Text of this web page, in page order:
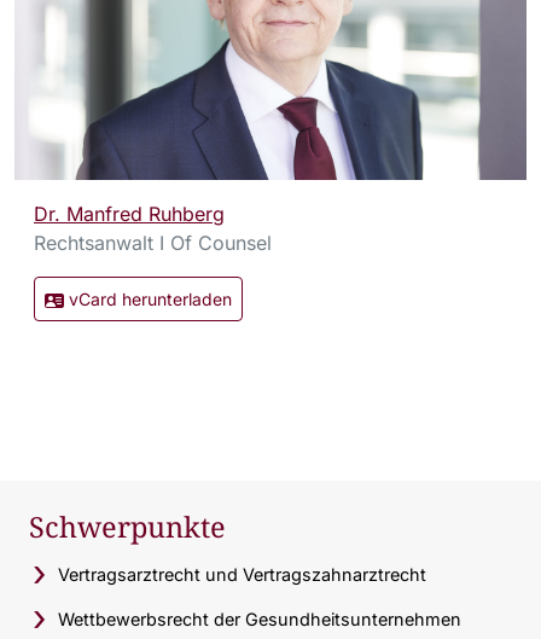
Dr. Manfred Ruhberg
Rechtsanwalt I Of Counsel
vCard herunterladen
Schwerpunkte
Vertragsarztrecht und Vertragszahnarztrecht
Wettbewerbsrecht der Gesundheitsunternehmen